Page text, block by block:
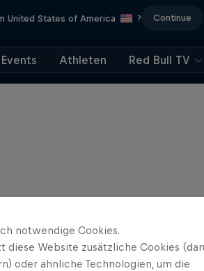
United States of America ? Continue
Events Athleten Red Bull TV
notwendige Cookies.
diese Website zusätzliche Cookies
oder ähnliche Technologien, um die